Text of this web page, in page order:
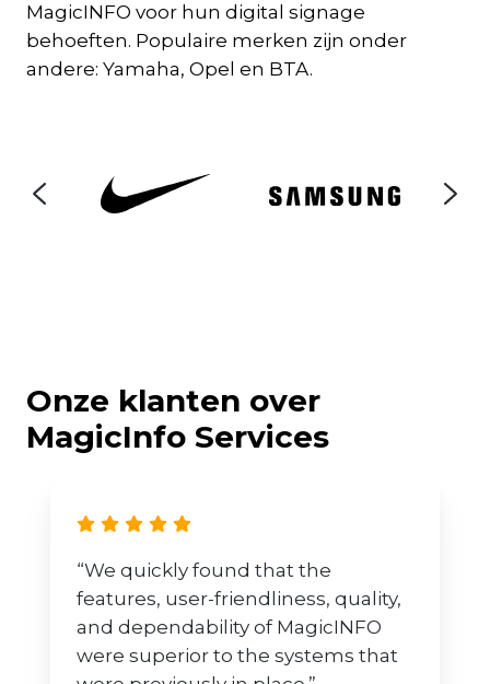
MagicINFO voor hun digital signage
behoeften. Populaire merken zijn onder
andere: Yamaha, Opel en BTA.
Onze klanten over
MagicInfo Services
“We quickly found that the
features, user-friendliness, quality,
and dependability of MagicINFO
were superior to the systems that